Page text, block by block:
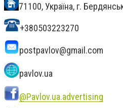
71100, Україна, г.
+380503223270
postpavlov@gmail.com
pavlov.ua
@Pavlov.ua.advertising